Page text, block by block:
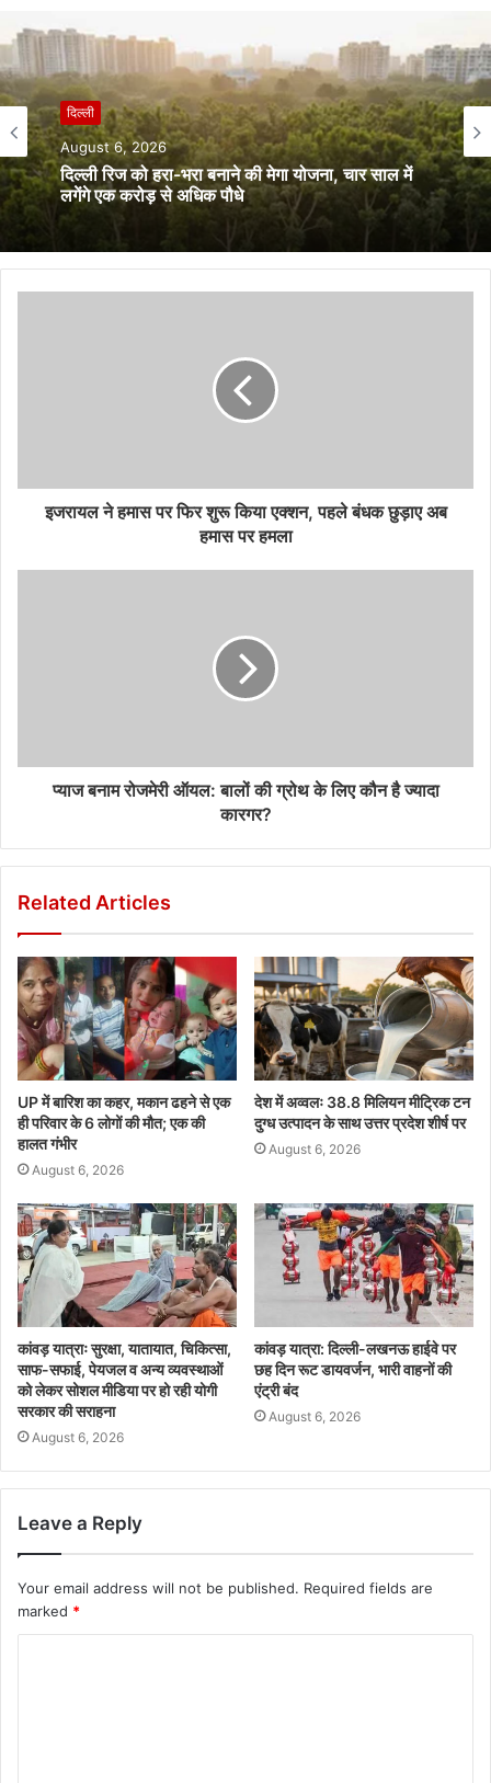
दिल्ली
August 6, 2026
बिहार
August 6, 2026
ईओ विमल कुमार हत्याकांड में स्पीडी ट्रायल के निर्देश, दोषियों
पर होगी सख्त कार्रवाई
इजरायल ने हमास पर फिर शुरू किया एक्शन, पहले बंधक छुड़ाए अब
हमास पर हमला
प्याज बनाम रोजमेरी ऑयल: बालों की ग्रोथ के लिए कौन है ज्यादा
कारगर?
Related Articles
UP में बारिश का कहर, मकान ढहने से एक
ही परिवार के 6 लोगों की मौत; एक की
हालत गंभीर
August 6, 2026
देश में अव्वलः 38.8 मिलियन मीट्रिक टन
दुग्ध उत्पादन के साथ उत्तर प्रदेश शीर्ष पर
August 6, 2026
कांवड़ यात्राः सुरक्षा, यातायात, चिकित्सा,
साफ-सफाई, पेयजल व अन्य व्यवस्थाओं
को लेकर सोशल मीडिया पर हो रही योगी
सरकार की सराहना
August 6, 2026
कांवड़ यात्रा: दिल्ली-लखनऊ हाईवे पर
छह दिन रूट डायवर्जन, भारी वाहनों की
एंट्री बंद
August 6, 2026
Leave a Reply
Your email address will not be published. Required fields are
marked *